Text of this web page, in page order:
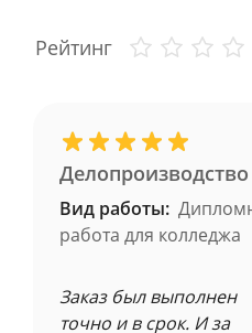
Рейтинг
Делопроизводство
Вид работы:
работа для колледжа
Заказ был выполнен
точно и в срок. И за